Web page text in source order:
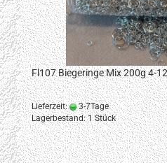
Fl107 Biegeringe Mix 200g 4-
Lieferzeit:
3-7Tage
Lagerbestand: 1 Stück